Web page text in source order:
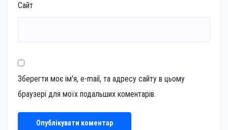
Сайт
Зберегти моє ім'я, e-mail, та адресу сайту в цьому
браузері для моїх подальших коментарів.